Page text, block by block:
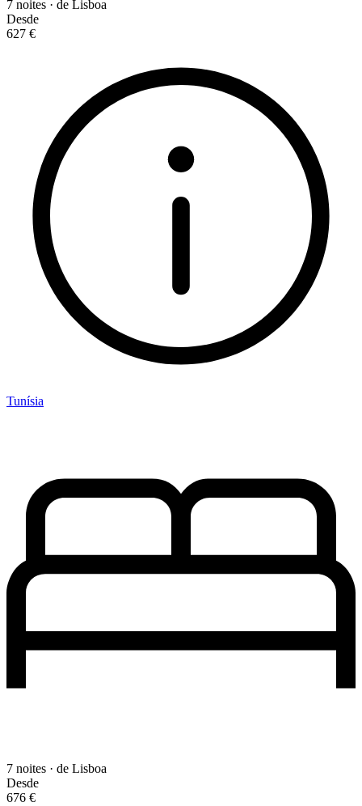
7 noites · de Lisboa
Desde
627 €
Tunísia
7 noites · de Lisboa
Desde
676 €